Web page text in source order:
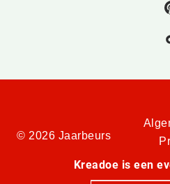
© 2026 Jaarbeurs
Kreadoe is een